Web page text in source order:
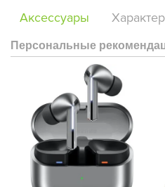
Яркий AMOLED-дисплей с
остаётся четким даже под
защищает его от
Аксессуары
Персональные